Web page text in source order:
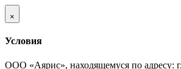
×
Условия
ООО «Аярис», находящемуся по адресу: